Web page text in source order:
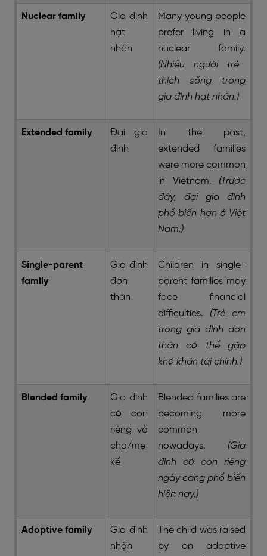
Nuclear family
Gia đình
hạt
nhân
Many young people
prefer living in a
nuclear family.
(Nhiều người trẻ
thích sống trong
gia đình hạt nhân.)
Extended family
Đại gia
đình
In the past,
extended families
were more common
in Vietnam. (Trước
đây, đại gia đình
phổ biến hơn ở Việt
Nam.)
Single-parent
family
Gia đình
đơn
thân
Children in single-
parent families may
face financial
difficulties. (Trẻ em
trong gia đình đơn
thân có thể gặp
khó khăn tài chính.)
Blended family
Gia đình
có con
riêng và
cha/mẹ
kế
Blended families are
becoming more
common
nowadays. (Gia
đình có con riêng
ngày càng phổ biến
hiện nay.)
Adoptive family
Gia đình
nhận
The child was raised
by an adoptive